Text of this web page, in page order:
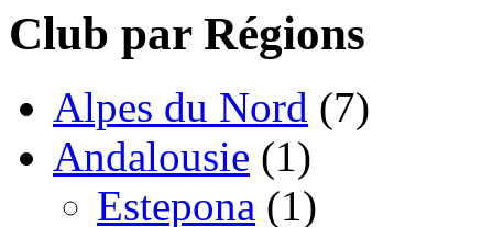
Club par Régions
Alpes du Nord (7)
Andalousie (1)
Estepona (1)